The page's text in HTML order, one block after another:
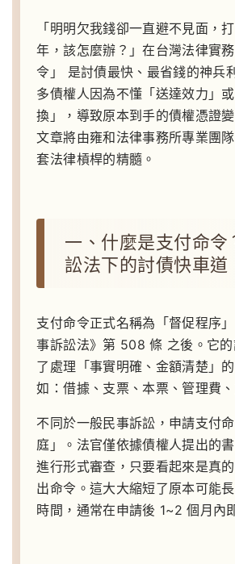
「明明欠我錢卻一直避不見面，
年，該怎麼辦？」在台灣法律實
令」 是討債最快、最省錢的神兵
多債權人因為不懂「送達效力」
換」，導致原本到手的債權憑證
文章將由雍和法律事務所專業團
套法律槓桿的精髓。
一、什麼是支付命令
訟法下的討債快車道
支付命令正式名稱為「督促程序
事訴訟法》第 508 條 之後。它
了處理「事實明確、金額清楚」
如：借據、支票、本票、管理費
不同於一般民事訴訟，申請支付
庭」。法官僅依據債權人提出的
進行形式審查，只要看起來是真
出命令。這大大縮短了原本可能
時間，通常在申請後 1~2 個月內